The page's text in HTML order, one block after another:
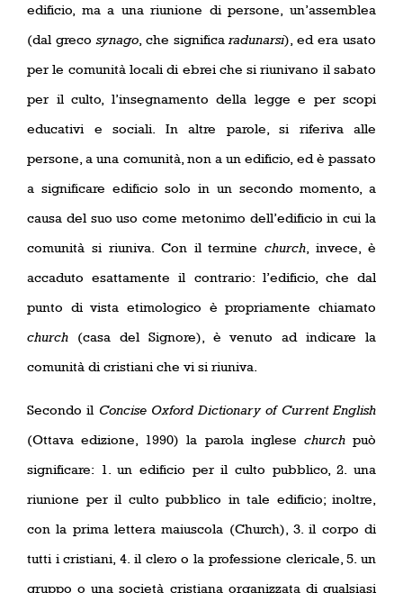
edificio, ma a una riunione di persone, un’assemblea
(dal greco synago, che significa radunarsi), ed era usato
per le comunità locali di ebrei che si riunivano il sabato
per il culto, l’insegnamento della legge e per scopi
educativi e sociali. In altre parole, si riferiva alle
persone, a una comunità, non a un edificio, ed è passato
a significare edificio solo in un secondo momento, a
causa del suo uso come metonimo dell’edificio in cui la
comunità si riuniva. Con il terminechurch , invece, è
accaduto esattamente il contrario: l’edificio, che dal
punto di vista etimologico è propriamente chiamato
church (casa del Signore), è venuto ad indicare la
comunità di cristiani che vi si riuniva.
Secondo il Concise Oxford Dictionary of Current English
(Ottava edizione, 1990) la parola inglese churchpuò
significare: 1. un edificio per il culto pubblico, 2. una
riunione per il culto pubblico in tale edificio; inoltre,
con la prima lettera maiuscola (Church), 3. il corpo di
tutti i cristiani, 4. il clero o la professione clericale, 5. un
gruppo o una società cristiana organizzata di qualsiasi